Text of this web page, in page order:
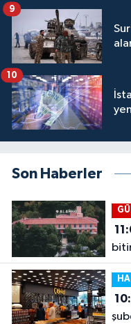
9
10
Son Haberler